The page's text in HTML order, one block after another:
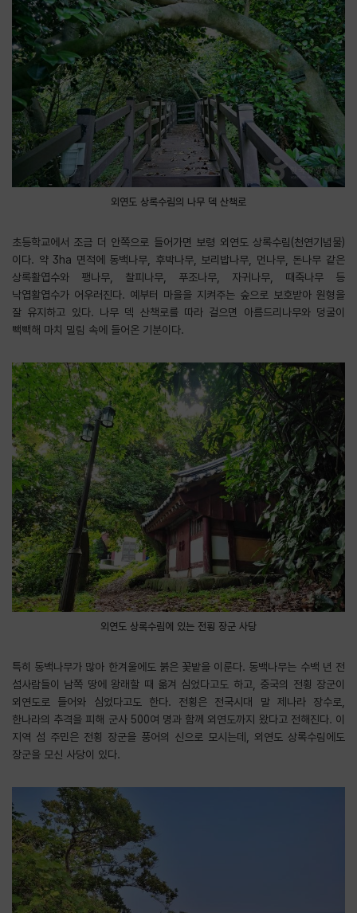
외연도 상록수림의 나무 덱 산책로
초등학교에서 조금 더 안쪽으로 들어가면 보령 외연도 상록수림(천연기념물)
이다. 약 3ha 면적에 동백나무, 후박나무, 보리밥나무, 먼나무, 돈나무 같은
상록활엽수와 팽나무, 찰피나무, 푸조나무, 자귀나무, 때죽나무 등
낙엽활엽수가 어우러진다. 예부터 마을을 지켜주는 숲으로 보호받아 원형을
잘 유지하고 있다. 나무 덱 산책로를 따라 걸으면 아름드리나무와 덩굴이
빽빽해 마치 밀림 속에 들어온 기분이다.
외연도 상록수림에 있는 전횡 장군 사당
특히 동백나무가 많아 한겨울에도 붉은 꽃밭을 이룬다. 동백나무는 수백 년 전
섬사람들이 남쪽 땅에 왕래할 때 옮겨 심었다고도 하고, 중국의 전횡 장군이
외연도로 들어와 심었다고도 한다. 전횡은 전국시대 말 제나라 장수로,
한나라의 추격을 피해 군사 500여 명과 함께 외연도까지 왔다고 전해진다. 이
지역 섬 주민은 전횡 장군을 풍어의 신으로 모시는데, 외연도 상록수림에도
장군을 모신 사당이 있다.